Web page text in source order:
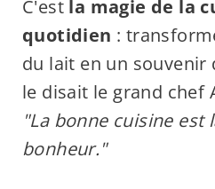
C'est la magie de la
quotidien :
du lait en un souvenir
le disait le grand chef
"La bonne cuisine est
bonheur."